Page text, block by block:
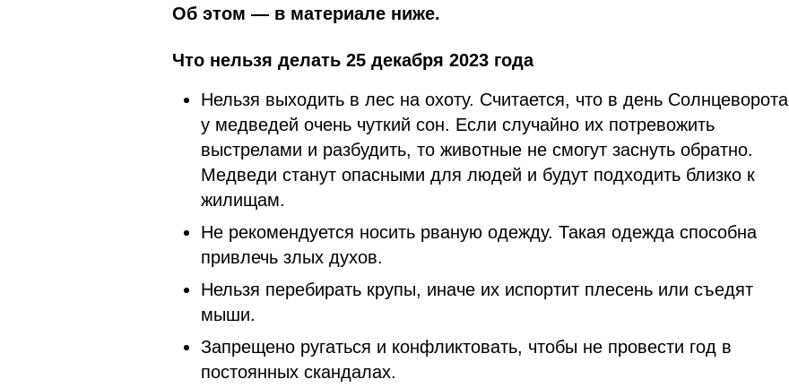
Об этом — в материале ниже.
Что нельзя делать 25 декабря 2023 года
Нельзя выходить в лес на охоту. Считается, что в день Солнцеворота
у медведей очень чуткий сон. Если случайно их потревожить
выстрелами и разбудить, то животные не смогут заснуть обратно.
Медведи станут опасными для людей и будут подходить близко к
жилищам.
Не рекомендуется носить рваную одежду. Такая одежда способна
привлечь злых духов.
Нельзя перебирать крупы, иначе их испортит плесень или съедят
мыши.
Запрещено ругаться и конфликтовать, чтобы не провести год в
постоянных скандалах.